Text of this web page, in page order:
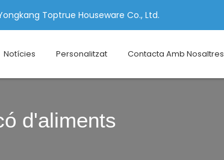
Toptrue Houseware Co., Ltd.
Notícies Personalitzat Contacta Amb Nosaltres
d'aliments